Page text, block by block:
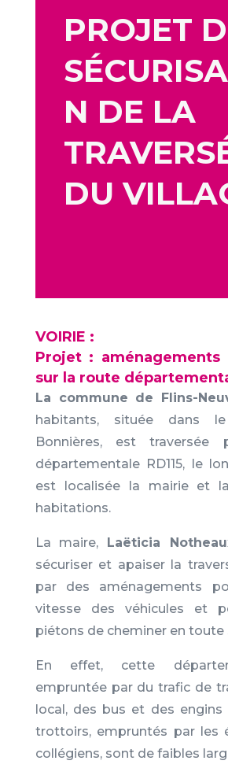
PROJET
N DE LA
DU
VOIRIE :
Projet : aménagements
sur la route
La commune de Flins-
habitants, située dans
Bonnières, est
départementale RD115, le
est localisée la mairie et
habitations.
La maire, Laëticia
sécuriser et apaiser la
par des aménagements
vitesse des véhicules et
piétons de cheminer en toute
En effet, cette
empruntée par du trafic de
local, des bus et des engins
trottoirs, empruntés par les
collégiens, sont de faibles